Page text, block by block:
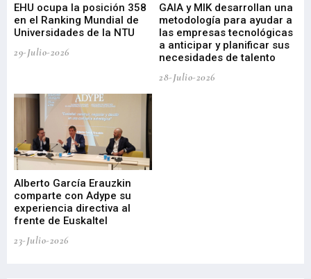
EHU ocupa la posición 358
en el Ranking Mundial de
Universidades de la NTU
29-Julio-2026
GAIA y MIK desarrollan una
metodología para ayudar a
las empresas tecnológicas
a anticipar y planificar sus
necesidades de talento
28-Julio-2026
Alberto García Erauzkin
comparte con Adype su
experiencia directiva al
frente de Euskaltel
23-Julio-2026